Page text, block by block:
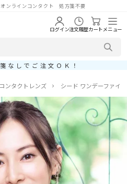
オンラインコンタクト 処方箋不要
ログイン注文履歴カートメニュー
なしでご注文ＯＫ！
ンタクトレンズ シード ワンデーファイ